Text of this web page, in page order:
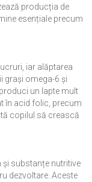
producția de
esențiale precum
iar alăptarea
grași omega-6 și
un lapte mult
în acid folic, precum
copilul să crească
și substanțe nutritive
dezvoltare. Aceste